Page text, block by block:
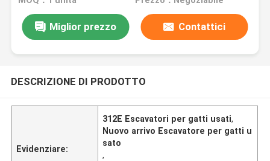
Miglior prezzo Contattici
DESCRIZIONE DI PRODOTTO
Evidenziare:
312E Escavatori per gatti usati,
Nuovo arrivo Escavatore per gatti u
sato
,